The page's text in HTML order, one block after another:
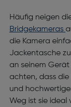
Häufig neigen
Bridgekameras
die Kamera
Jackentasche
an seinem
achten, dass die
und
Weg ist sie ideal